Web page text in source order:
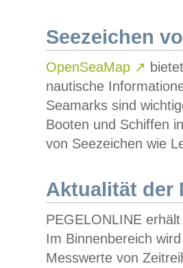
Seezeichen
OpenSeaMap ↗
nautische
Seamarks sind
Booten und Schiffen
von Seezeichen wie
Aktualität der
PEGELONLINE
Im Binnenbereich
Messwerte von